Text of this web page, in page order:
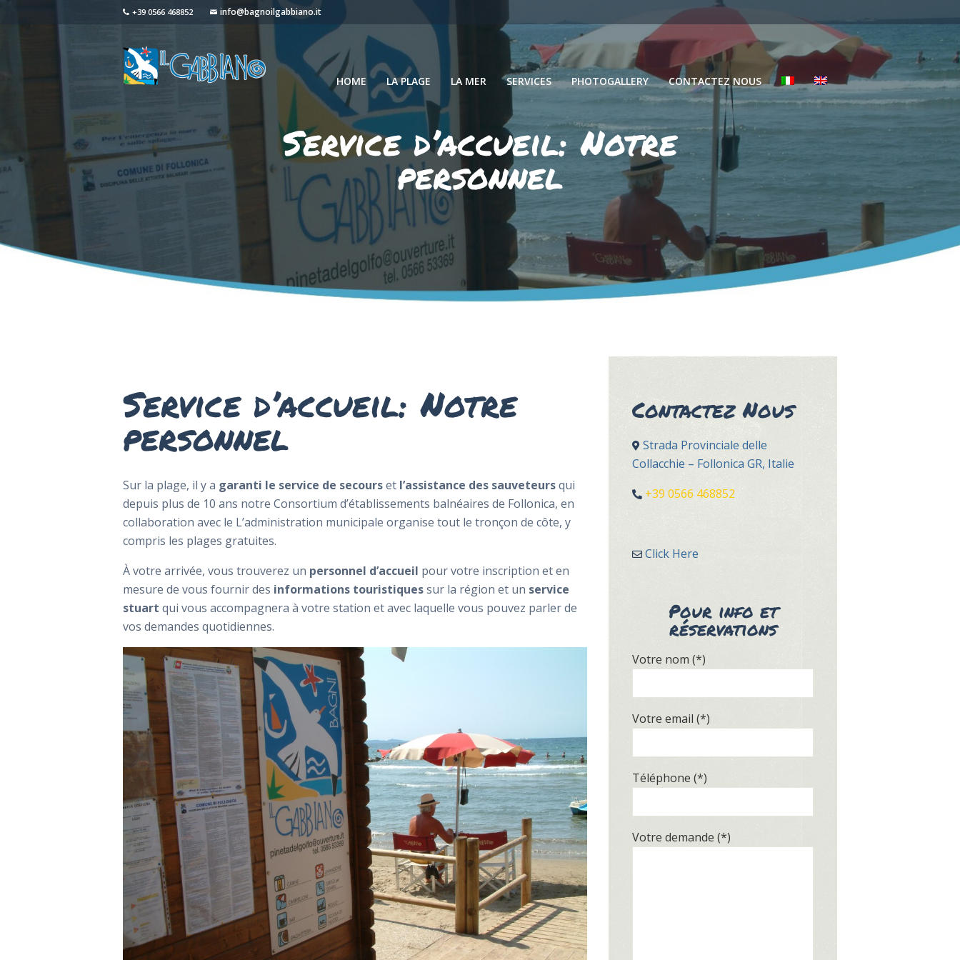
+39 0566 468852 info@bagnoilgabbiano.it
HOME LA PLAGE LA MER SERVICES PHOTOGALLERY CONTACTEZ NOUS
Service d’accueil: Notre
personnel
PHOTOGALLERY
Service d’accueil: Notre
personnel
Sur la plage, il y a garanti le service de secourset l’assistance des sauveteursqui
depuis plus de 10 ans notre Consortium d’établissements balnéaires de Follonica, en
collaboration avec le L’administration municipale organise tout le tronçon de côte, y
compris les plages gratuites.
À votre arrivée, vous trouverez un personnel d’accueil pour votre inscription et en
mesure de vous fournir des informations touristiquessur la région et un service
stuart qui vous accompagnera à votre station et avec laquelle vous pouvez parler de
vos demandes quotidiennes.
Contactez Nous
Strada Provinciale delle
Collacchie – Follonica GR, Italie
+39 0566 468852
Click Here
Pour info et
réservations
Votre nom (*)
Votre email (*)
Téléphone (*)
Votre demande (*)